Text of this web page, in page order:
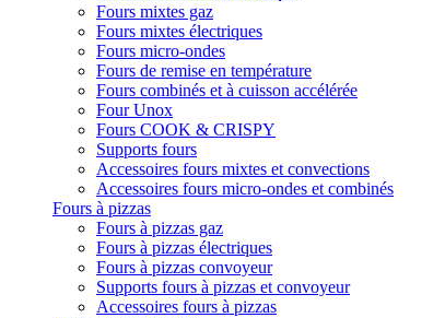
Fours mixtes gaz
Fours mixtes électriques
Fours micro-ondes
Fours de remise en température
Fours combinés et à cuisson accélérée
Four Unox
Fours COOK & CRISPY
Supports fours
Accessoires fours mixtes et convections
Accessoires fours micro-ondes et combinés
Fours à pizzas
Fours à pizzas gaz
Fours à pizzas électriques
Fours à pizzas convoyeur
Supports fours à pizzas et convoyeur
Accessoires fours à pizzas